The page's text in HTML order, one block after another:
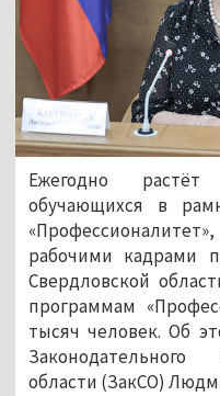
Ежегодно растёт
обучающихся в
рабочими кадрами
Свердловской
программам
тысяч человек. Об
области (ЗакСО)